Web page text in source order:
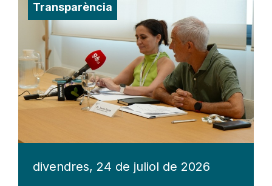
Transparència
divendres, 24 de juliol de 2026